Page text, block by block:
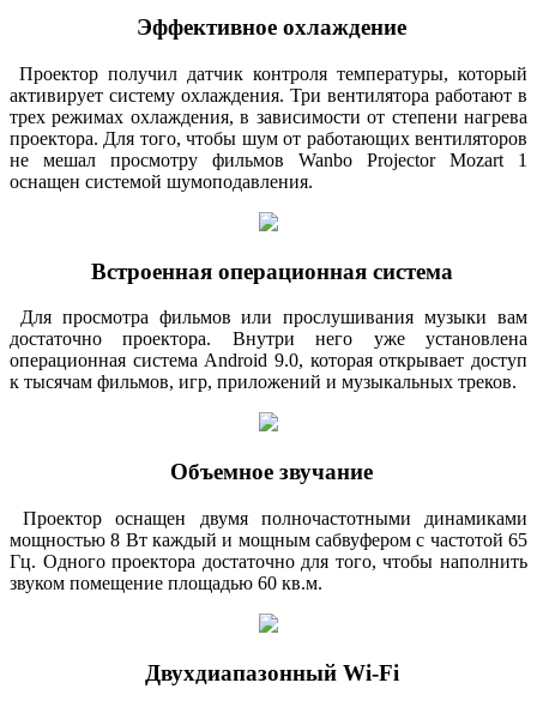
Эффективное охлаждение
Проектор получил датчик контроля температуры, который
активирует систему охлаждения. Три вентилятора работают в
трех режимах охлаждения, в зависимости от степени нагрева
проектора. Для того, чтобы шум от работающих вентиляторов
не мешал просмотру фильмов Wanbo Projector Mozart 1
оснащен системой шумоподавления.
Встроенная операционная система
Для просмотра фильмов или прослушивания музыки вам
достаточно проектора. Внутри него уже установлена
операционная система Android 9.0, которая открывает доступ
к тысячам фильмов, игр, приложений и музыкальных треков.
Объемное звучание
Проектор оснащен двумя полночастотными динамиками
мощностью 8 Вт каждый и мощным сабвуфером с частотой 65
Гц. Одного проектора достаточно для того, чтобы наполнить
звуком помещение площадью 60 кв.м.
Двухдиапазонный Wi-Fi